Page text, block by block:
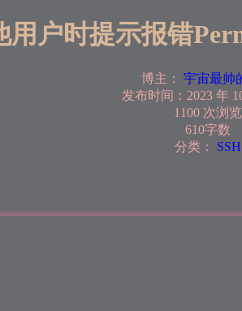
用户时提示报错
博主：
宇宙最帅
发布时间： 2023 年
1100 次浏览
610字数
分类：
SSH